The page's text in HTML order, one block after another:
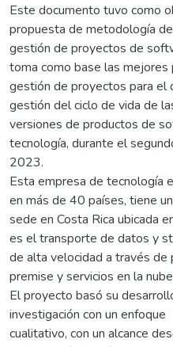
Este documento tuvo como
propuesta de metodología de
gestión de proyectos de
toma como base las mejores
gestión de proyectos para el
gestión del ciclo de vida de
versiones de productos de
tecnología, durante el
2023.
Esta empresa de tecnología
en más de 40 países, tiene
sede en Costa Rica ubicada
es el transporte de datos y
de alta velocidad a través
premise y servicios en la
El proyecto basó su
investigación con un enfoque
cualitativo, con un alcance